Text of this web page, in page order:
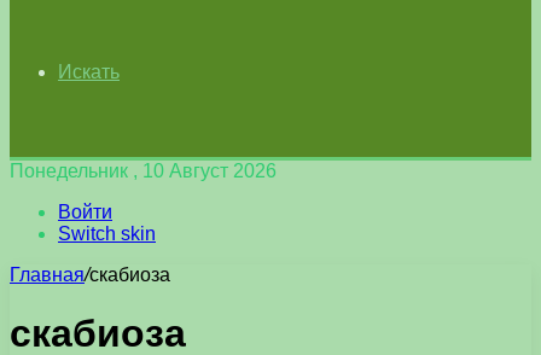
Искать
Понедельник , 10 Август 2026
Войти
Switch skin
Главная/скабиоза
скабиоза